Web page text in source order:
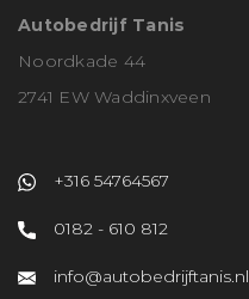
Autobedrijf Tanis
Noordkade 44
2741 EW Waddinxveen
+316 54764567
0182 - 610 812
info@autobedrijftanis.nl